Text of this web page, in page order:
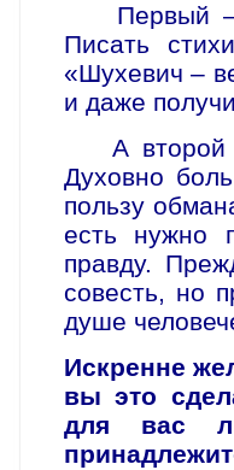
Первый –
Писать
«Шухевич –
и даже
А второй
Духовно
пользу
есть нужно
правду.
совесть, но
душе
Искренне
вы это
для вас